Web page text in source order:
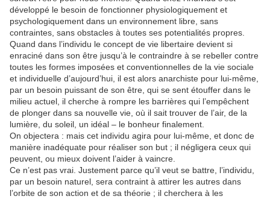
développé le besoin de fonctionner physiologiquement et
psychologiquement dans un environnement libre, sans
contraintes, sans obstacles à toutes ses potentialités propres.
Quand dans l’individu le concept de vie libertaire devient si
enraciné dans son être jusqu’à le contraindre à se rebeller contre
toutes les formes imposées et conventionnelles de la vie sociale
et individuelle d’aujourd’hui, il est alors anarchiste pour lui-même,
par un besoin puissant de son être, qui se sent étouffer dans le
milieu actuel, il cherche à rompre les barrières qui l’empêchent
de plonger dans sa nouvelle vie, où il sait trouver de l’air, de la
lumière, du soleil, un idéal – le bonheur finalement.
On objectera : mais cet individu agira pour lui-même, et donc de
manière inadéquate pour réaliser son but ; il négligera ceux qui
peuvent, ou mieux doivent l’aider à vaincre.
Ce n’est pas vrai. Justement parce qu’il veut se battre, l’individu,
par un besoin naturel, sera contraint à attirer les autres dans
l’orbite de son action et de sa théorie ; il cherchera à les